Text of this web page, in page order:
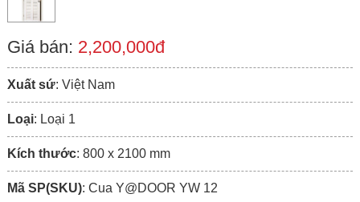
Giá bán: 2,200,000đ
Xuất sứ: Việt Nam
Loại: Loại 1
Kích thước: 800 x 2100 mm
Mã SP(SKU): Cua Y@DOOR YW 12